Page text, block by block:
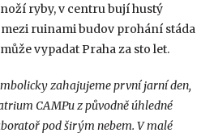
ryby, v centru bují hustý
ruinami budov prohání stáda
vypadat Praha za sto let.
zahajujeme první jarní den,
CAMPu z původně úhledné
pod širým nebem. V malé